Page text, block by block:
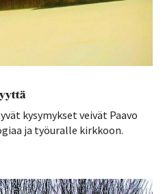
kysymykset veivät Paavo
ja työuralle kirkkoon.